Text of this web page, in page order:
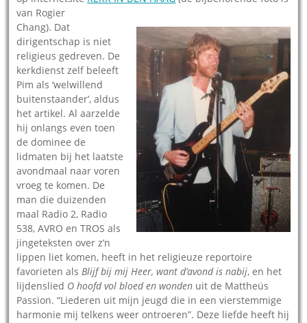
van Rogier
Chang). Dat
dirigentschap is niet
religieus gedreven. De
kerkdienst zelf beleeft
Pim als ‘welwillend
buitenstaander’, aldus
het artikel. Al aarzelde
hij onlangs even toen
de dominee de
lidmaten bij het laatste
avondmaal naar voren
vroeg te komen. De
man die duizenden
maal Radio 2, Radio
538, AVRO en TROS als
jingeteksten over z’n
lippen liet komen, heeft in het religieuze reportoire
favorieten als Blijf bij mij Heer, want d’avond is nabij, en het
lijdenslied O hoofd vol bloed en wonden uit de Mattheüs
Passion. “Liederen uit mijn jeugd die in een vierstemmige
harmonie mij telkens weer ontroeren”. Deze liefde heeft hij